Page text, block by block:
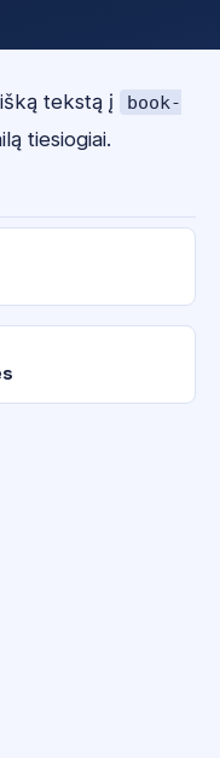
tekstą į
book-
tiesiogiai.